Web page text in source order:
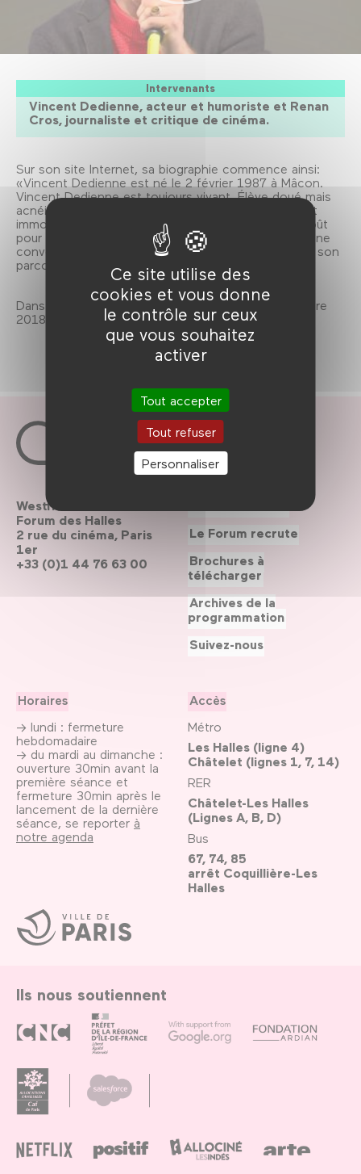
Ce site utilise des
cookies et vous donne
le contrôle sur ceux
que vous souhaitez
activer
Tout accepter
Tout refuser
Personnaliser
Intervenants
Vincent Dedienne, acteur et humoriste et Renan
Cros, journaliste et critique de cinéma.
Sur son site Internet, sa biographie commence ainsi:
«Vincent Dedienne est né le 2 février 1987 à Mâcon.
Vincent Dedienne est toujours vivant. Élève doué mais
acnéique, il développe dès le plus jeune âge un goût
immodéré pour le théâtre et la comédie. Et un dégoût
pour le sport et les endives braisées.» Le temps d’une
conversation, ponctuée d’extraits choisis, il évoque son
parcours et ses goûts en matière d’humour.
Dans le cadre de Drôle de rencontre du 15 novembre
2018 au 13 juin 2019.
Ville
de
Paris
Westfield
Forum des Halles
2 rue du cinéma, Paris
1er
+33 (0)1 44 76 63 00
Horaires
→ lundi : fermeture
hebdomadaire
→ du mardi au dimanche :
ouverture 30min avant la
première séance et
fermeture 30min après le
lancement de la dernière
séance, se reporter à
notre agenda
Accès
Métro
Les Halles (ligne 4)
Châtelet (lignes 1, 7, 14)
RER
Châtelet-Les Halles
(Lignes A, B, D)
Bus
67, 74, 85
arrêt Coquillière-Les
Halles
Le Forum recrute
Brochures à
télécharger
Archives de la
programmation
Suivez-nous
Ils nous soutiennent